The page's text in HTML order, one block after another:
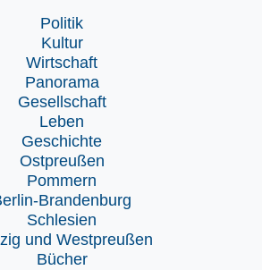
Politik
Kultur
Wirtschaft
Panorama
Gesellschaft
Leben
Geschichte
Ostpreußen
Pommern
Brandenburg
Schlesien
und Westpreußen
Bücher